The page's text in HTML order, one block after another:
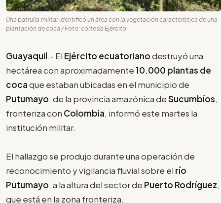
Una patrulla militar identificó un área con la vegetación característica de una
plantación de coca / Foto: cortesía Ejército
Guayaquil.- El Ejército ecuatorianodestruyó una
hectárea con aproximadamente10.000 plantas de
cocaque estaban ubicadas en el municipio de
Putumayo, de la provincia amazónica deSucumbíos,
fronteriza con Colombia, informó este martes la
institución militar.
El hallazgo se produjo durante una operación de
reconocimiento y vigilancia fluvial sobre el río
Putumayo, a la altura del sector de Puerto Rodríguez,
que está en la zona fronteriza.